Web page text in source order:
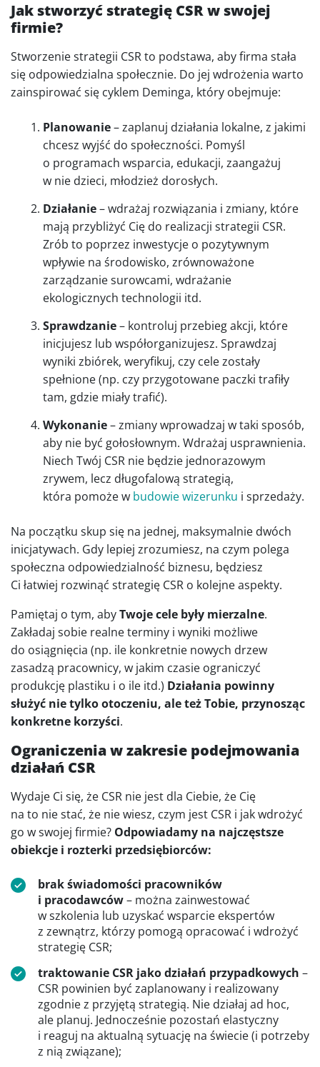
Jak stworzyć strategię CSR w swojej
firmie?
Stworzenie strategii CSR to podstawa, aby firma stała
się odpowiedzialna społecznie. Do jej wdrożenia warto
zainspirować się cyklem Deminga, który obejmuje:
Planowanie– zaplanuj działania lokalne, z jakimi
chcesz wyjść do społeczności. Pomyśl
o programach wsparcia, edukacji, zaangażuj
w nie dzieci, młodzież dorosłych.
Działanie– wdrażaj rozwiązania i zmiany, które
mają przybliżyć Cię do realizacji strategii CSR.
Zrób to poprzez inwestycje o pozytywnym
wpływie na środowisko, zrównoważone
zarządzanie surowcami, wdrażanie
ekologicznych technologii itd.
Sprawdzanie– kontroluj przebieg akcji, które
inicjujesz lub współorganizujesz. Sprawdzaj
wyniki zbiórek, weryfikuj, czy cele zostały
spełnione (np. czy przygotowane paczki trafiły
tam, gdzie miały trafić).
Wykonanie– zmiany wprowadzaj w taki sposób,
aby nie być gołosłownym. Wdrażaj usprawnienia.
Niech Twój CSR nie będzie jednorazowym
zrywem, lecz długofalową strategią,
która pomoże w budowie wizerunku i sprzedaży.
Na początku skup się na jednej, maksymalnie dwóch
inicjatywach. Gdy lepiej zrozumiesz, na czym polega
społeczna odpowiedzialność biznesu, będziesz
Ci łatwiej rozwinąć strategię CSR o kolejne aspekty.
Pamiętaj o tym, abyTwoje cele były mierzalne.
Zakładaj sobie realne terminy i wyniki możliwe
do osiągnięcia (np. ile konkretnie nowych drzew
zasadzą pracownicy, w jakim czasie ograniczyć
produkcję plastiku i o ile itd.) Działania powinny
służyć nie tylko otoczeniu, ale też Tobie, przynosząc
konkretne korzyści.
Ograniczenia w zakresie podejmowania
działań CSR
Wydaje Ci się, że CSR nie jest dla Ciebie, że Cię
na to nie stać, że nie wiesz, czym jest CSR i jak wdrożyć
go w swojej firmie? Odpowiadamy na najczęstsze
obiekcje i rozterki przedsiębiorców:
brak świadomości pracowników
i pracodawców– można zainwestować
w szkolenia lub uzyskać wsparcie ekspertów
z zewnątrz, którzy pomogą opracować i wdrożyć
strategię CSR;
traktowanie CSR jako działań przypadkowych –
CSR powinien być zaplanowany i realizowany
zgodnie z przyjętą strategią. Nie działaj ad hoc,
ale planuj. Jednocześnie pozostań elastyczny
i reaguj na aktualną sytuację na świecie (i potrzeby
z nią związane);